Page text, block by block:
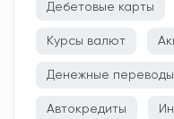
Дебетовые карты
Курсы валют
Денежные переводы
Автокредиты